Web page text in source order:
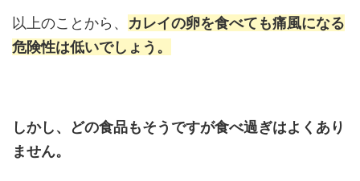
以上のことから、 カレイの卵を食べても痛風になる
危険性は低いでしょう。
しかし、どの食品もそうですが食べ過ぎはよくあり
ません。